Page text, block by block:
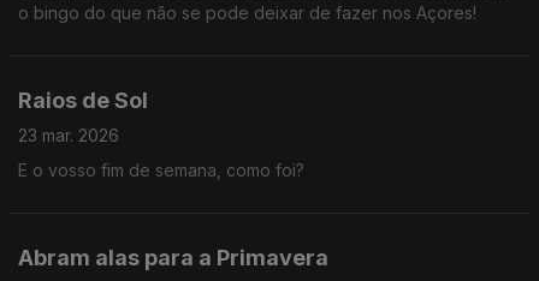
o bingo do que não se pode deixar de fazer nos Açores!
Raios de Sol
23 mar. 2026
E o vosso fim de semana, como foi?
Abram alas para a Primavera